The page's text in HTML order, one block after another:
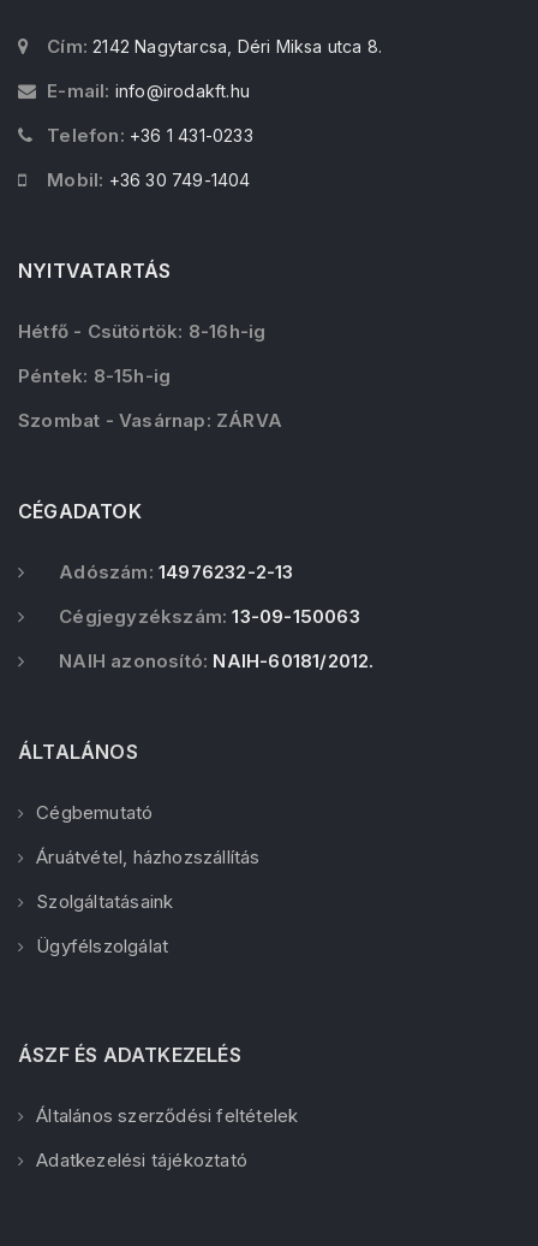
Cím: 2142 Nagytarcsa, Déri Miksa utca 8.
E-mail: info@irodakft.hu
Telefon: +36 1 431-0233
Mobil: +36 30 749-1404
NYITVATARTÁS
Hétfő - Csütörtök: 8-16h-ig
Péntek: 8-15h-ig
Szombat - Vasárnap: ZÁRVA
CÉGADATOK
Adószám: 14976232-2-13
Cégjegyzékszám: 13-09-150063
NAIH azonosító: NAIH-60181/2012.
ÁLTALÁNOS
Cégbemutató
Áruátvétel, házhozszállítás
Szolgáltatásaink
Ügyfélszolgálat
ÁSZF ÉS ADATKEZELÉS
Általános szerződési feltételek
Adatkezelési tájékoztató